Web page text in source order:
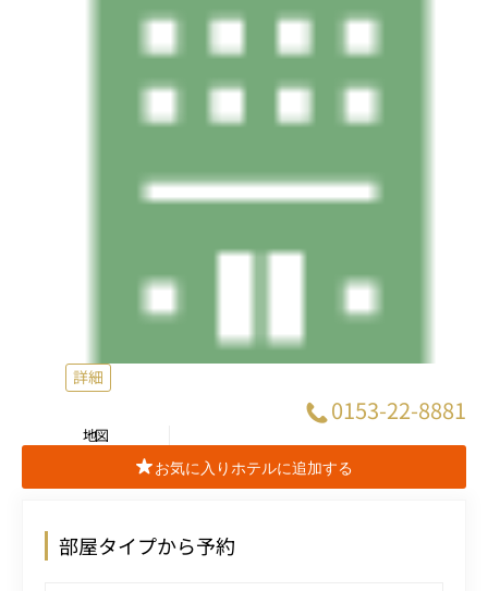
詳細
0153-22-8881
地図
お気に入りホテルに追加する
部屋タイプから予約